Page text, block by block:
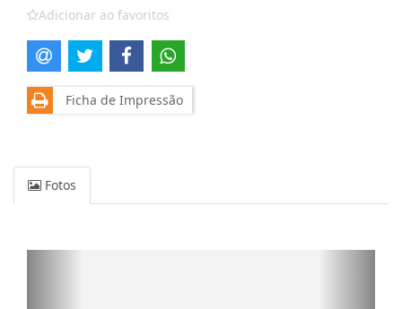
Adicionar ao favoritos
Ficha de Impressão
Fotos